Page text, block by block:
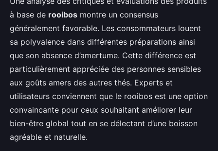
à base de rooibos montre un consensus
généralement favorable. Les consommateurs louent
sa polyvalence dans différentes préparations ainsi
que son absence d’amertume. Cette différence est
particulièrement appréciée des personnes sensibles
aux goûts amers des autres thés. Experts et
utilisateurs conviennent que le rooibos est une option
convaincante pour ceux souhaitant améliorer leur
bien-être global tout en se délectant d’une boisson
agréable et naturelle.